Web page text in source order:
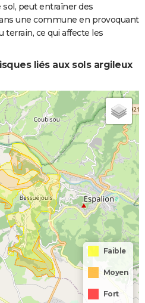
peut entraîner des
une commune en provoquant
ce qui affecte les
liés aux sols argileux
Faible
Moyen
Fort